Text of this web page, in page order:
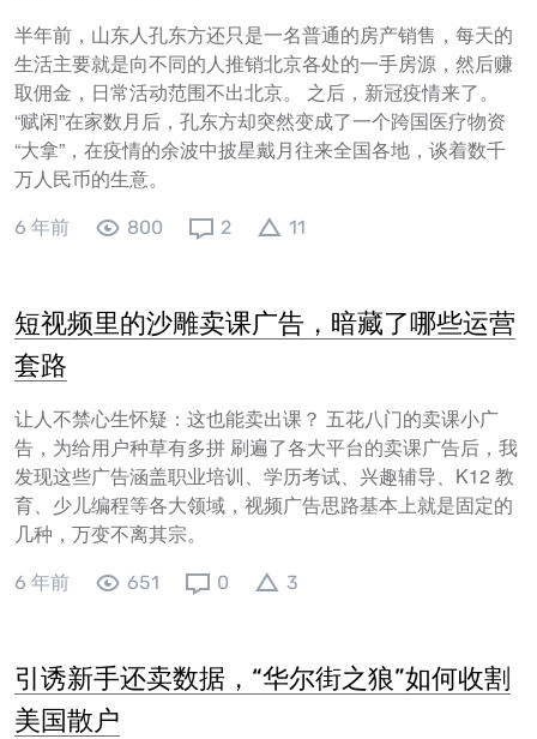
半年前，山东人孔东方还只是一名普通的房产销售，每天的
生活主要就是向不同的人推销北京各处的一手房源，然后赚
取佣金，日常活动范围不出北京。 之后，新冠疫情来了。
“赋闲”在家数月后，孔东方却突然变成了一个跨国医疗物资
“大拿”，在疫情的余波中披星戴月往来全国各地，谈着数千
万人民币的生意。
6 年前 800 2 11
短视频里的沙雕卖课广告，暗藏了哪些运营
套路
让人不禁心生怀疑：这也能卖出课？ 五花八门的卖课小广
告，为给用户种草有多拼 刷遍了各大平台的卖课广告后，我
发现这些广告涵盖职业培训、学历考试、兴趣辅导、K12 教
育、少儿编程等各大领域，视频广告思路基本上就是固定的
几种，万变不离其宗。
6 年前 651 0 3
引诱新手还卖数据，“华尔街之狼”如何收割
美国散户